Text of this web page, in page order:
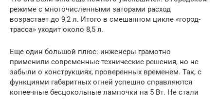
режиме с многочисленными заторами расход
возрастает до 9,2 л. Итого в смешанном цикле «город-
трасса» уходит около 8,5 л.
Еще один большой плюс: инженеры грамотно
применили современные технические решения, но не
забыли о конструкциях, проверенных временем. Так, с
функциями габаритных огней успешно справляются
копеечные бесцокольные лампочки на 5 Вт. Не стали